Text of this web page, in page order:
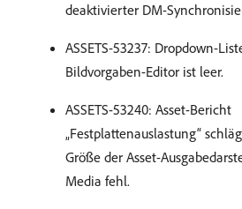
deaktivierter DM-
ASSETS-53237: Dropdown-
Bildvorgaben-Editor ist leer.
ASSETS-53240: Asset-Bericht
„Festplattenauslastung“
Größe der Asset-
Media fehl.